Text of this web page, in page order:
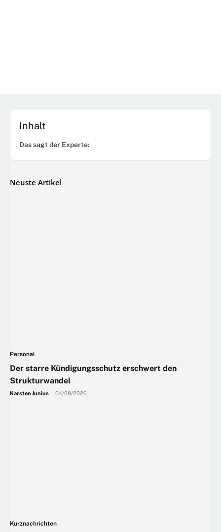
Inhalt
Das sagt der Experte:
Neuste Artikel
Personal
Der starre Kündigungsschutz erschwert den
Strukturwandel
Karsten Junius 04/08/2026
Kurznachrichten